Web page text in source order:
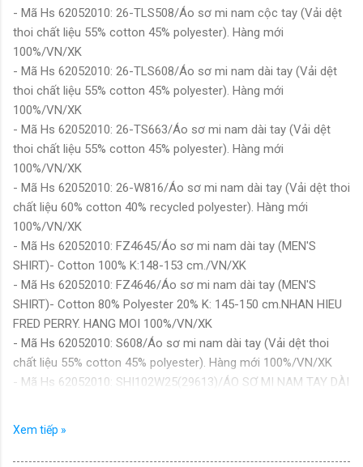
- Mã Hs 62052010: 26-TLS508/Áo sơ mi nam cộc tay (Vải dệt
thoi chất liệu 55% cotton 45% polyester). Hàng mới
100%/VN/XK
- Mã Hs 62052010: 26-TLS608/Áo sơ mi nam dài tay (Vải dệt
thoi chất liệu 55% cotton 45% polyester). Hàng mới
100%/VN/XK
- Mã Hs 62052010: 26-TS663/Áo sơ mi nam dài tay (Vải dệt
thoi chất liệu 55% cotton 45% polyester). Hàng mới
100%/VN/XK
- Mã Hs 62052010: 26-W816/Áo sơ mi nam dài tay (Vải dệt thoi
chất liệu 60% cotton 40% recycled polyester). Hàng mới
100%/VN/XK
- Mã Hs 62052010: FZ4645/Áo sơ mi nam dài tay (MEN'S
SHIRT)- Cotton 100% K:148-153 cm./VN/XK
- Mã Hs 62052010: FZ4646/Áo sơ mi nam dài tay (MEN'S
SHIRT)- Cotton 80% Polyester 20% K: 145-150 cm.NHAN HIEU
FRED PERRY. HANG MOI 100%/VN/XK
- Mã Hs 62052010: S608/Áo sơ mi nam dài tay (Vải dệt thoi
chất liệu 55% cotton 45% polyester). Hàng mới 100%/VN/XK
- Mã Hs 62052010: SHI102W25(29613)/ÁO SƠ MI NAM TAY DÀI
(Vải 100% Cotton K.56"-58")/VN/XK
- Mã Hs 62052010: SHI110W26(29635)/ÁO SƠ MI NAM TAY DÀI
Xem tiếp »